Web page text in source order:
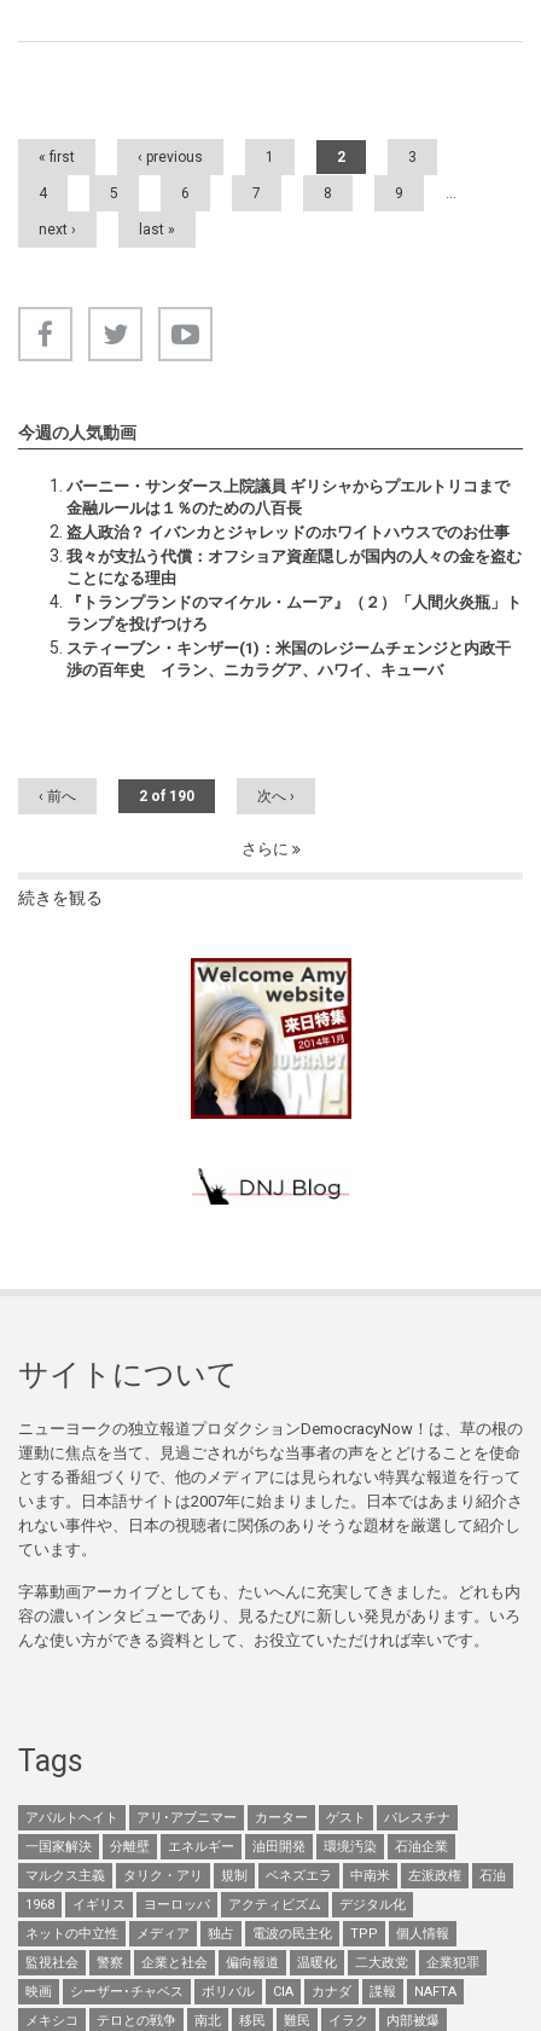
« first ‹ previous 1 2 3
4 5 6 7 8 9 …
next › last »
今週の人気動画
バーニー・サンダース上院議員 ギリシャからプエルトリコまで
金融ルールは１％のための八百長
盗人政治？ イバンカとジャレッドのホワイトハウスでのお仕事
我々が支払う代償：オフショア資産隠しが国内の人々の金を盗む
ことになる理由
『トランプランドのマイケル・ムーア』（２）「人間火炎瓶」ト
ランプを投げつけろ
スティーブン・キンザー(1)：米国のレジームチェンジと内政干
渉の百年史 イラン、ニカラグア、ハワイ、キューバ
‹ 前へ 2 of 190 次へ ›
さらに
続きを観る
サイトについて
ニューヨークの独立報道プロダクションDemocracyNow！は、草の根の
運動に焦点を当て、見過ごされがちな当事者の声をとどけることを使命
とする番組づくりで、他のメディアには見られない特異な報道を行って
います。日本語サイトは2007年に始まりました。日本ではあまり紹介さ
れない事件や、日本の視聴者に関係のありそうな題材を厳選して紹介し
ています。
字幕動画アーカイブとしても、たいへんに充実してきました。どれも内
容の濃いインタビューであり、見るたびに新しい発見があります。いろ
んな使い方ができる資料として、お役立ていただければ幸いです。
Tags
アパルトヘイト アリ･アブニマー カーター ゲスト
パレスチナ
一国家解決
分離壁 エネルギー 油田開発 環境汚染
石油企業
マルクス主義
タリク・アリ 規制 ベネズエラ 中南米 左派政権
石油
1968
イギリス ヨーロッパ アクティビズム
デジタル化
ネットの中立性
メディア 独占 電波の民主化 TPP
個人情報
監視社会
警察 企業と社会 偏向報道 温暖化 二大政党
企業犯罪
映画
シーザー･チャベス ボリバル CIA カナダ 諜報
NAFTA
メキシコ
テロとの戦争 南北 移民 難民 イラク 内部被爆